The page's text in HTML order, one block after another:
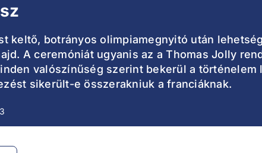
keltő, botrányos olimpiamegnyitó után
A ceremóniát ugyanis az a Thomas Jolly
valószínűség szerint bekerül a történelem
sikerült-e összerakniuk a franciáknak.